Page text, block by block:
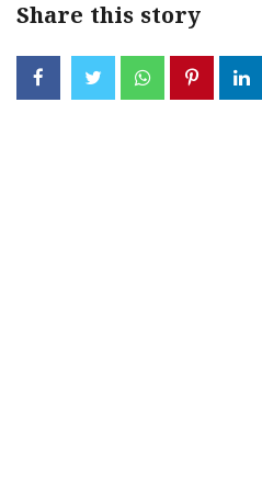
Share this story